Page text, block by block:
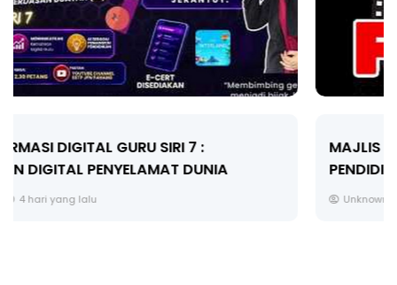
MAJLIS ANUGERAH FFK (FESTIVAL LENSA
PENDIDIKAN - FLeP) 2026
Unknown